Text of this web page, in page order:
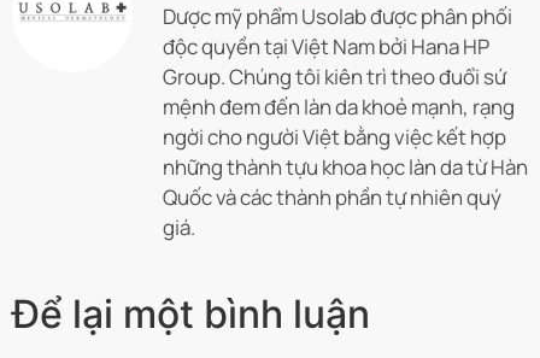
Dược mỹ phẩm Usolab được phân phối
độc quyền tại Việt Nam bởi Hana HP
Group. Chúng tôi kiên trì theo đuổi sứ
mệnh đem đến làn da khoẻ mạnh, rạng
ngời cho người Việt bằng việc kết hợp
những thành tựu khoa học làn da từ Hàn
Quốc và các thành phần tự nhiên quý
giá.
Để lại một bình luận